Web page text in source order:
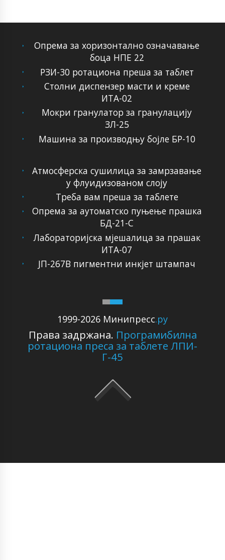
Опрема за хоризонтално означавање
боца НПЕ 22
РЗИ-30 ротациона преша за таблет
Столни диспензер масти и креме
ИТА-02
Мокри гранулатор за гранулацију
ЗЛ-25
Машина за производњу бојле БР-10
1999-2026 Минипресс.ру
Права задржана. Програмибилна
ротациона преса за таблете ЛПИ-
Г-45
Атмосферска сушилица за замрзавање
у флуидизованом слоју
Треба вам преша за таблете
Опрема за аутоматско пуњење прашка
БД-21-С
Лабораторијска мјешалица за прашак
ИТА-07
ЈП-267В пигментни инкјет штампач